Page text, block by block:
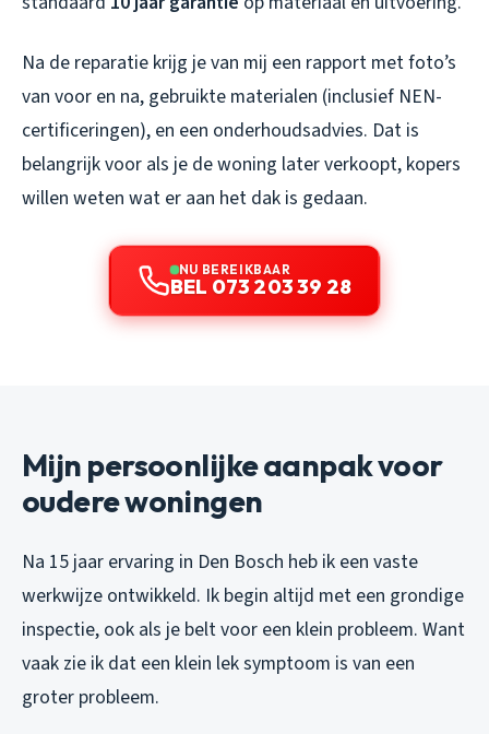
Na de reparatie krijg je van mij een rapport met foto’s
van voor en na, gebruikte materialen (inclusief NEN-
certificeringen), en een onderhoudsadvies. Dat is
belangrijk voor als je de woning later verkoopt, kopers
willen weten wat er aan het dak is gedaan.
NU BEREIKBAAR
BEL 073 203 39 28
Mijn persoonlijke aanpak voor
oudere woningen
Na 15 jaar ervaring in Den Bosch heb ik een vaste
werkwijze ontwikkeld. Ik begin altijd met een grondige
inspectie, ook als je belt voor een klein probleem. Want
vaak zie ik dat een klein lek symptoom is van een
groter probleem.